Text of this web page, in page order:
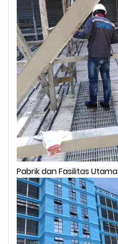
Pabrik dan Fasilitas Utama